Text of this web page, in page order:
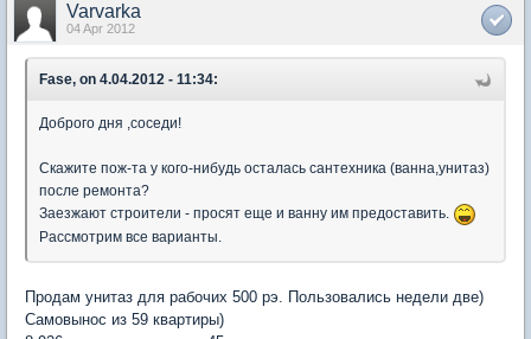
Varvarka
04 Apr 2012
Fase, on 4.04.2012 - 11:34:
Доброго дня ,соседи!
Скажите пож-та у кого-нибудь осталась сантехника (ванна,унитаз)
после ремонта?
Заезжают строители - просят еще и ванну им предоставить.
Рассмотрим все варианты.
Продам унитаз для рабочих 500 рэ. Пользовались недели две)
Самовынос из 59 квартиры)